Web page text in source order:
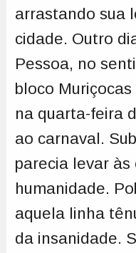
arrastando sua
cidade. Outro
Pessoa, no
bloco
na quarta-feira
ao carnaval.
parecia levar
humanidade.
aquela linha
da insanidade.